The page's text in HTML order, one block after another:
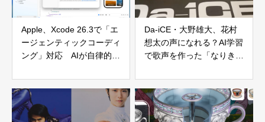
Apple、Xcode 26.3で「エ
ージェンティックコーディ
ング」対応 AIが自律的に
Da-iCE・大野雄大、花村
想太の声になれる？AI学習
で歌声を作った「なりきり